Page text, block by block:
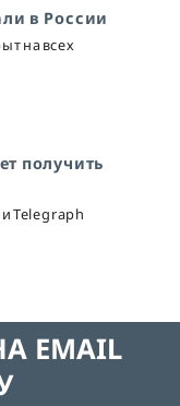
в России
на всех
получить
Telegraph
EMAIL